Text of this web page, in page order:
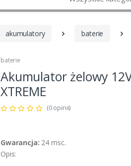
akumulatory baterie
baterie
Akumulator żelowy
XTREME
(0 opinii)
Gwarancja: 24 msc.
Opis: